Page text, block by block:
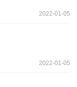
2022-01-05
2022-01-05